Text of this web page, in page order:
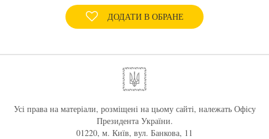
ДОДАТИ В ОБРАНЕ
Усі права на матеріали, розміщені на цьому сайті, належать Офісу
Президента України.
01220, м. Київ, вул. Банкова, 11